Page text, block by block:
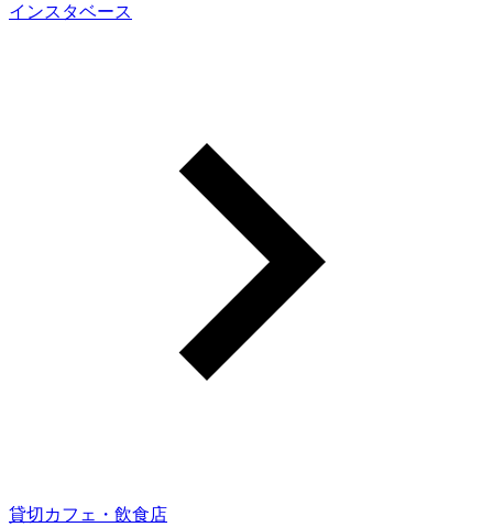
インスタベース
貸切カフェ・飲食店